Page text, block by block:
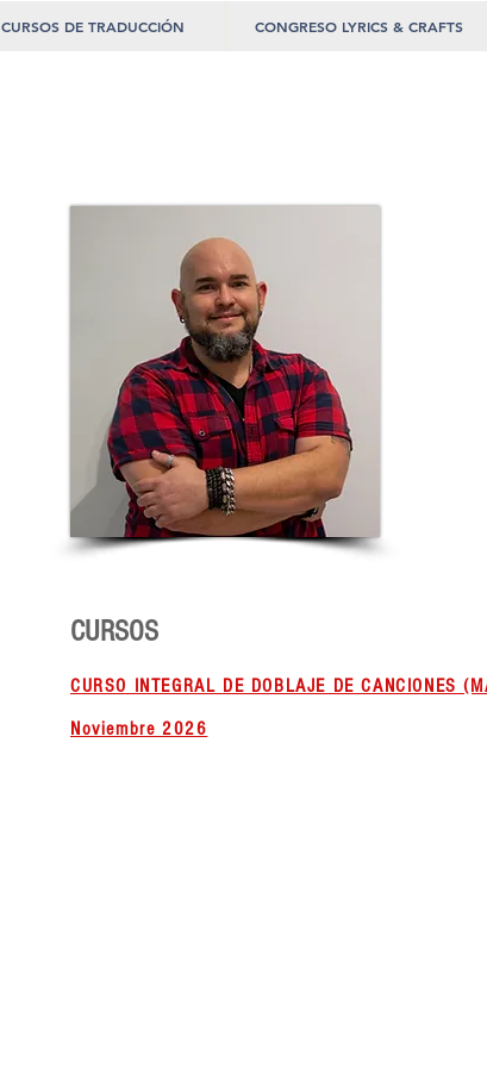
CURSOS DE TRADUCCIÓN CONGRESO LYRICS & CRAFTS
CURSOS
CURSO INTEGRAL DE DOBLAJE DE CANCIONES
Noviembre 2026